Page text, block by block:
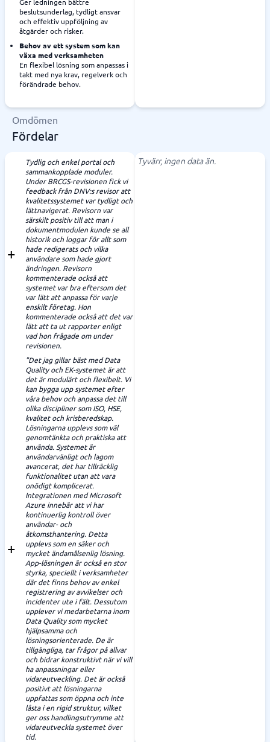
beslutsunderlag, tydligt ansvar
och effektiv uppföljning av
åtgärder och risker.
Behov av ett system som kan
växa med verksamheten
En flexibel lösning som anpassas i
takt med nya krav, regelverk och
förändrade behov.
Omdömen
Fördelar
Tydlig och enkel portal och
sammankopplade moduler.
Under BRCGS-revisionen fick vi
feedback från DNV:s revisor att
kvalitetssystemet var tydligt och
lättnavigerat. Revisorn var
särskilt positiv till att man i
dokumentmodulen kunde se all
historik och loggar för allt som
hade redigerats och vilka
användare som hade gjort
ändringen. Revisorn
kommenterade också att
systemet var bra eftersom det
var lätt att anpassa för varje
enskilt företag. Hon
kommenterade också att det var
lätt att ta ut rapporter enligt
vad hon frågade om under
revisionen.
"Det jag gillar bäst med Data
Quality och EK-systemet är att
det är modulärt och flexibelt. Vi
kan bygga upp systemet efter
våra behov och anpassa det till
olika discipliner som ISO, HSE,
kvalitet och krisberedskap.
Lösningarna upplevs som väl
genomtänkta och praktiska att
använda. Systemet är
användarvänligt och lagom
avancerat, det har tillräcklig
funktionalitet utan att vara
onödigt komplicerat.
Integrationen med Microsoft
Azure innebär att vi har
kontinuerlig kontroll över
användar- och
åtkomsthantering. Detta
upplevs som en säker och
mycket ändamålsenlig lösning.
App-lösningen är också en stor
styrka, speciellt i verksamheter
där det finns behov av enkel
registrering av avvikelser och
incidenter ute i fält. Dessutom
upplever vi medarbetarna inom
Data Quality som mycket
hjälpsamma och
lösningsorienterade. De är
tillgängliga, tar frågor på allvar
och bidrar konstruktivt när vi vill
ha anpassningar eller
vidareutveckling. Det är också
positivt att lösningarna
uppfattas som öppna och inte
låsta i en rigid struktur, vilket
ger oss handlingsutrymme att
vidareutveckla systemet över
tid.
Tyvärr, ingen data än.